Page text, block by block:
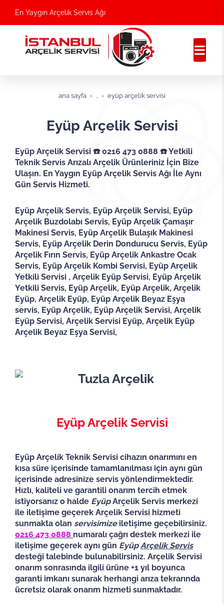
En Yaygın Arçelik Servis Ağı
ana sayfa .. eyüp arçelik servisi
Eyüp Arçelik Servisi
Eyüp Arçelik Servisi ☎️ 0216 473 0888 ☎️ Yetkili
Teknik Servis Arızalı Arçelik Ürünleriniz İçin Bize
Ulaşın. En Yaygın Eyüp Arçelik Servis Ağı İle Aynı
Gün Servis Hizmeti.
Eyüp Arçelik Servis, Eyüp Arçelik Servisi, Eyüp
Arçelik Buzdolabı Servis, Eyüp Arçelik Çamaşır
Makinesi Servis, Eyüp Arçelik Bulaşık Makinesi
Servis, Eyüp Arçelik Derin Dondurucu Servis, Eyüp
Arçelik Fırın Servis, Eyüp Arçelik Ankastre Ocak
Servis, Eyüp Arçelik Kombi Servisi, Eyüp Arçelik
Yetkili Servisi , Arçelik Eyüp Servisi, Eyüp Arçelik
Yetkili Servis, Eyüp Arçelik, Eyüp Arçelik, Arçelik
Eyüp, Arçelik Eyüp, Eyüp Arçelik Beyaz Eşya
servis, Eyüp Arçelik, Eyüp Arçelik Servisi, Arçelik
Eyüp Servisi, Arçelik Servisi Eyüp, Arçelik Eyüp
Arçelik Beyaz Eşya Servisi,
Eyüp Arçelik Servisi
Eyüp Arçelik Teknik Servisi cihazın onarımını en
kısa süre içerisinde tamamlanılması için aynı gün
içerisinde adresinize servis yönlendirmektedir.
Hızlı, kaliteli ve garantili onarım tercih etmek
istiyorsanız o halde EyüpArçelik Servis merkezi
ile iletişime geçerek Arçelik Servisi hizmeti
sunmakta olan servisimize iletişime geçebilirsiniz.
0216 473 0888 numaralı çağrı destek merkezi ile
iletişime geçerek aynı gün EyüpArçelik Servis
desteği talebinde bulunabilirsiniz. Arçelik Servisi
onarım sonrasında ilgili ürüne +1 yıl boyunca
garanti imkanı sunarak herhangi arıza tekrarında
ücretsiz olarak onarım hizmeti sunmaktadır.